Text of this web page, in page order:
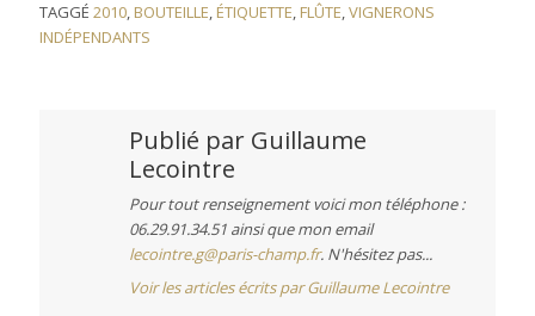
TAGGÉ2010, BOUTEILLE, ÉTIQUETTE, FLÛTE,VIGNERONS
INDÉPENDANTS
Publié par Guillaume
Lecointre
Pour tout renseignement voici mon téléphone :
06.29.91.34.51 ainsi que mon email
lecointre.g@paris-champ.fr. N'hésitez pas...
Voir les articles écrits par Guillaume Lecointre